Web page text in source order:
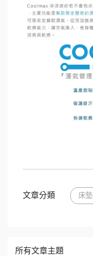
文章分類 床墊
所有文章主題